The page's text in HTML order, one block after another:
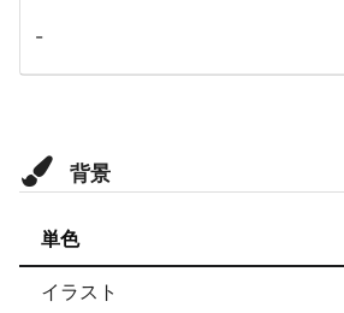
-
背景
単色
イラスト